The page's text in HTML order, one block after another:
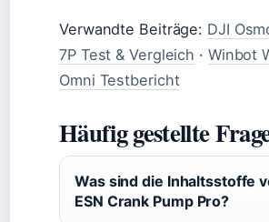
Verwandte Beiträge: DJI
7P Test & Vergleich · Winbot
Omni Testbericht
Häufig gestellte
Was sind die Inhaltsstoffe
ESN Crank Pump Pro?